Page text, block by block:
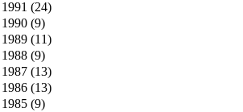
1991 (24)
1990 (9)
1989 (11)
1988 (9)
1987 (13)
1986 (13)
1985 (9)